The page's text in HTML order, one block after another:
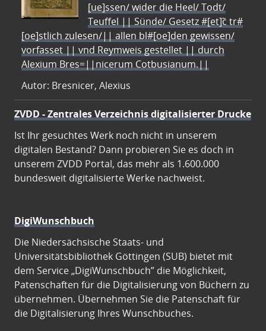
[ue]ssen/ wider die Heel/ Todt/
Teuffel || Sünde/ Gesetz #[et]c̃ tr#
[oe]stlich zulesen/|| allen bl#[oe]den gewissen/
vorfasset || vnd Reymweis gestellet || durch
Alexium Bres=||nicerum Cotbusianum.||
Autor: Bresnicer, Alexius
ZVDD - Zentrales Verzeichnis digitalisierter Drucke
Ist Ihr gesuchtes Werk noch nicht in unserem
digitalen Bestand? Dann probieren Sie es doch in
unserem ZVDD Portal, das mehr als 1.600.000
bundesweit digitalisierte Werke nachweist.
DigiWunschbuch
Die Niedersächsische Staats- und
Universitätsbibliothek Göttingen (SUB) bietet mit
dem Service „DigiWunschbuch” die Möglichkeit,
Patenschaften für die Digitalisierung von Büchern zu
übernehmen. Übernehmen Sie die Patenschaft für
die Digitalisierung Ihres Wunschbuches.